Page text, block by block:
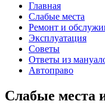
Главная
Слабые места
Ремонт и
Эксплуатация
Советы
Ответы из
Автоправо
Слабые места